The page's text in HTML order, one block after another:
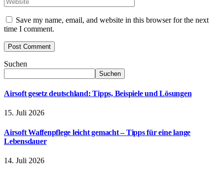
Save my name, email, and website in this browser for the next
time I comment.
Suchen
Suchen
Airsoft gesetz deutschland: Tipps, Beispiele und Lösungen
15. Juli 2026
Airsoft Waffenpflege leicht gemacht – Tipps für eine lange
Lebensdauer
14. Juli 2026